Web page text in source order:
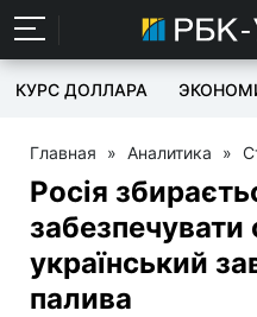
КУРС ДОЛЛАРА
Главная » Аналитика »
Росія
український
палива